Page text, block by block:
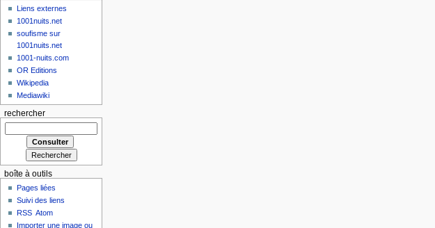
Liens externes
1001nuits.net
soufisme sur
1001nuits.net
1001-nuits.com
OR Editions
Wikipedia
Mediawiki
rechercher
boîte à outils
Pages liées
Suivi des liens
RSS Atom
Importer une image ou